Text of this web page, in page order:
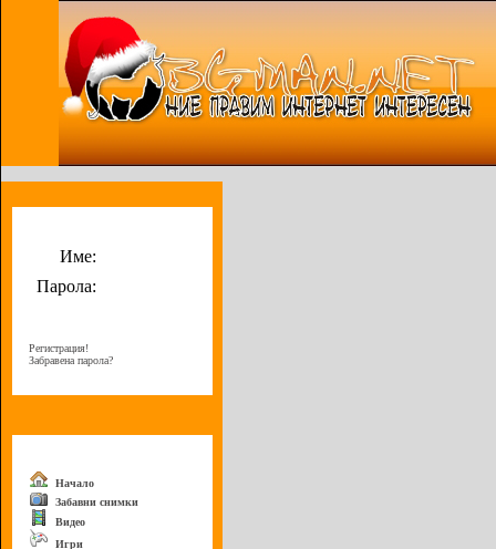
Име:
Парола:
Регистрация!
Забравена парола?
Начало
Забавни снимки
Видео
Игри